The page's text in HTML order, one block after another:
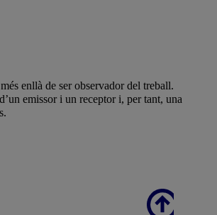
enllà de ser observador del treball.
emissor i un receptor i, per tant, una
Scroll